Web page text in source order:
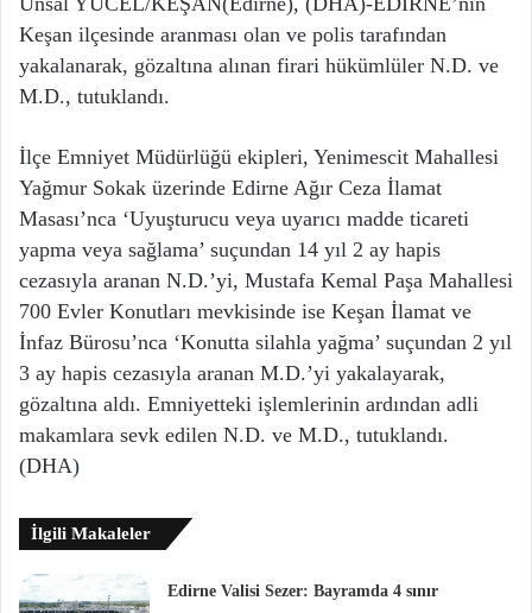
Keşan ilçesinde aranması olan ve polis tarafından
yakalanarak, gözaltına alınan firari hükümlüler N.D. ve
M.D., tutuklandı.
İlçe Emniyet Müdürlüğü ekipleri, Yenimescit Mahallesi
Yağmur Sokak üzerinde Edirne Ağır Ceza İlamat
Masası’nca ‘Uyuşturucu veya uyarıcı madde ticareti
yapma veya sağlama’ suçundan 14 yıl 2 ay hapis
cezasıyla aranan N.D.’yi, Mustafa Kemal Paşa Mahallesi
700 Evler Konutları mevkisinde ise Keşan İlamat ve
İnfaz Bürosu’nca ‘Konutta silahla yağma’ suçundan 2 yıl
3 ay hapis cezasıyla aranan M.D.’yi yakalayarak,
gözaltına aldı. Emniyetteki işlemlerinin ardından adli
makamlara sevk edilen N.D. ve M.D., tutuklandı.
(DHA)
İlgili Makaleler
Edirne Valisi Sezer: Bayramda 4 sınır